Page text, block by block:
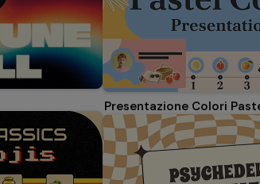
Presentazione Colori